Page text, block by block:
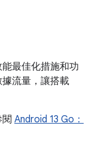
最佳化措施和功
流量，讓搭載
Android 13 Go：